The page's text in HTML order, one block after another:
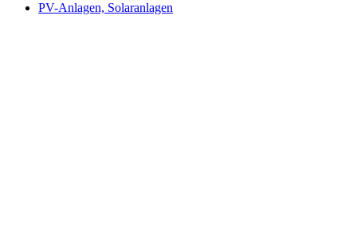
PV-Anlagen, Solaranlagen